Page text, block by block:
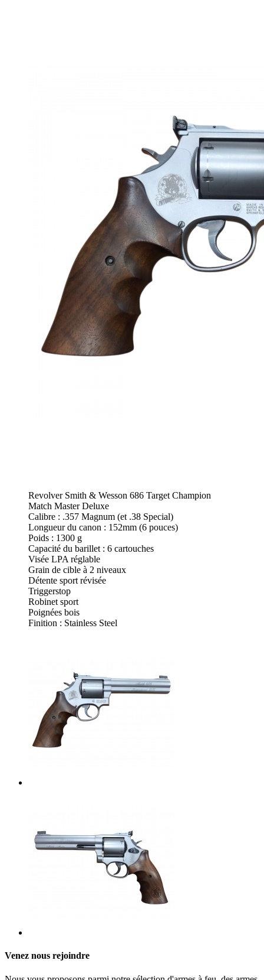
Revolver Smith & Wesson 686 Target Champion
Match Master Deluxe
Calibre : .357 Magnum (et .38 Special)
Longueur du canon : 152mm (6 pouces)
Poids : 1300 g
Capacité du barillet : 6 cartouches
Visée LPA réglable
Grain de cible à 2 niveaux
Détente sport révisée
Triggerstop
Robinet sport
Poignées bois
Finition : Stainless Steel
Venez nous rejoindre